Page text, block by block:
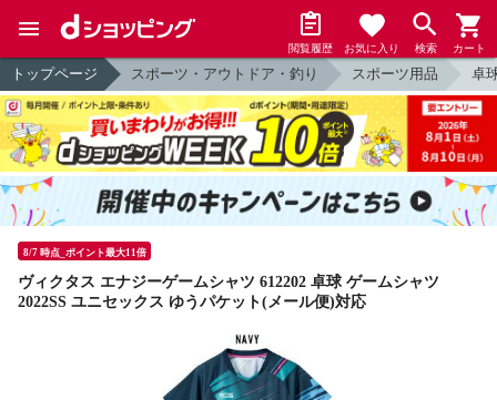
閲覧履歴 お気に入り 検索 カート
トップページ スポーツ・アウトドア・釣り スポーツ用品 卓
8/7 時点_ポイント最大11倍
ヴィクタス エナジーゲームシャツ 612202 卓球 ゲームシャツ
2022SS ユニセックス ゆうパケット(メール便)対応